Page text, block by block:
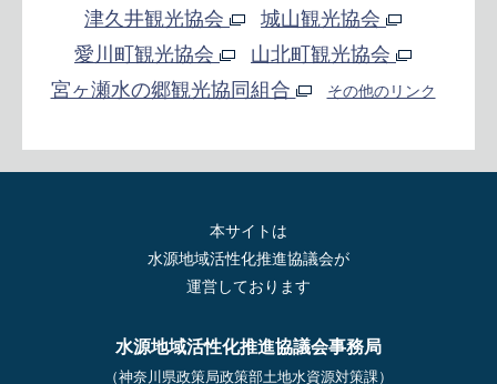
津久井観光協会
城山観光協会
愛川町観光協会
山北町観光協会
宮ヶ瀬水の郷観光協同組合
その他のリンク
本サイトは
水源地域活性化推進協議会が
運営しております
水源地域活性化推進協議会事務局
（神奈川県政策局政策部土地水資源対策課）